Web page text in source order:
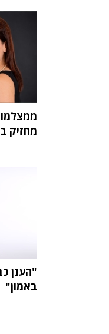
מחזיק
"הענן
באמון"